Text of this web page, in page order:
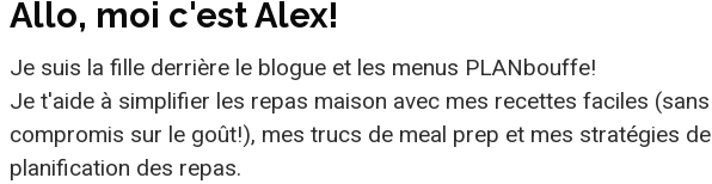
Allo, moi c'est Alex!
Je suis la fille derrière le blogue et les menus PLANbouffe!
Je t'aide à simplifier les repas maison avec mes recettes faciles (sans
compromis sur le goût!), mes trucs de meal prep et mes stratégies de
planification des repas.